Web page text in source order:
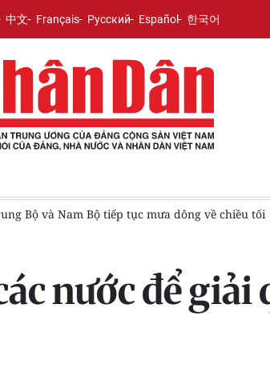
中文 Français Русский Español 한국어
chống thiên tai và biến đổi khí hậu
nước để